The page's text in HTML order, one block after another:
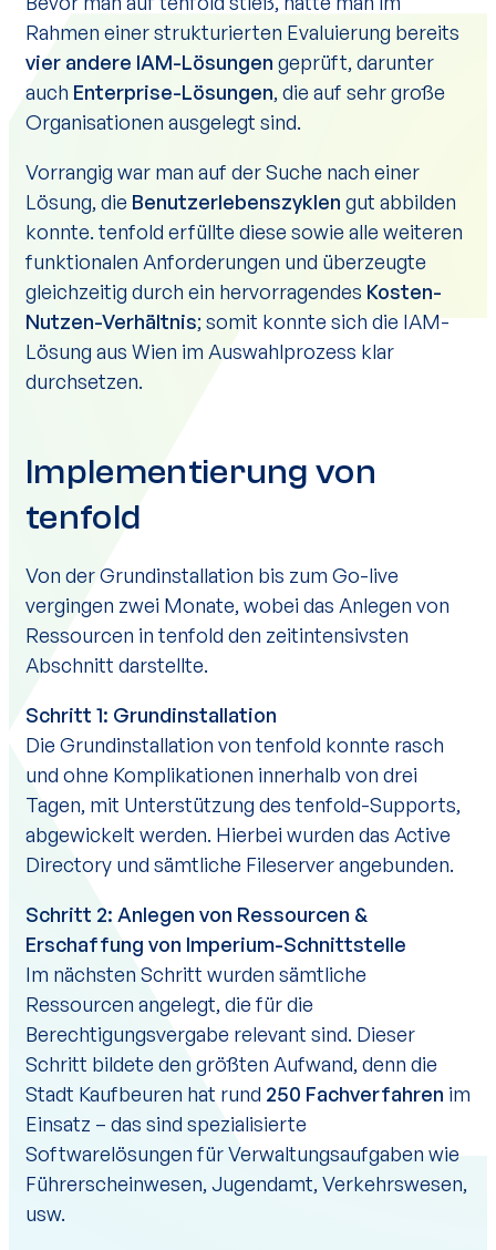
Rahmen einer strukturierten Evaluierung bereits
vier andere IAM-Lösungen geprüft, darunter
auch Enterprise-Lösungen, die auf sehr große
Organisationen ausgelegt sind.
Vorrangig war man auf der Suche nach einer
Lösung, die Benutzerlebenszyklen gut abbilden
konnte. tenfold erfüllte diese sowie alle weiteren
funktionalen Anforderungen und überzeugte
gleichzeitig durch ein hervorragendes Kosten-
Nutzen-Verhältnis; somit konnte sich die IAM-
Lösung aus Wien im Auswahlprozess klar
durchsetzen.
Implementierung von
tenfold
Von der Grundinstallation bis zum Go-live
vergingen zwei Monate, wobei das Anlegen von
Ressourcen in tenfold den zeitintensivsten
Abschnitt darstellte.
Schritt 1: Grundinstallation
Die Grundinstallation von tenfold konnte rasch
und ohne Komplikationen innerhalb von drei
Tagen, mit Unterstützung des tenfold-Supports,
abgewickelt werden. Hierbei wurden das Active
Directory und sämtliche Fileserver angebunden.
Schritt 2: Anlegen von Ressourcen &
Erschaffung von Imperium-Schnittstelle
Im nächsten Schritt wurden sämtliche
Ressourcen angelegt, die für die
Berechtigungsvergabe relevant sind. Dieser
Schritt bildete den größten Aufwand, denn die
Stadt Kaufbeuren hat rund 250 Fachverfahren im
Einsatz – das sind spezialisierte
Softwarelösungen für Verwaltungsaufgaben wie
Führerscheinwesen, Jugendamt, Verkehrswesen,
usw.